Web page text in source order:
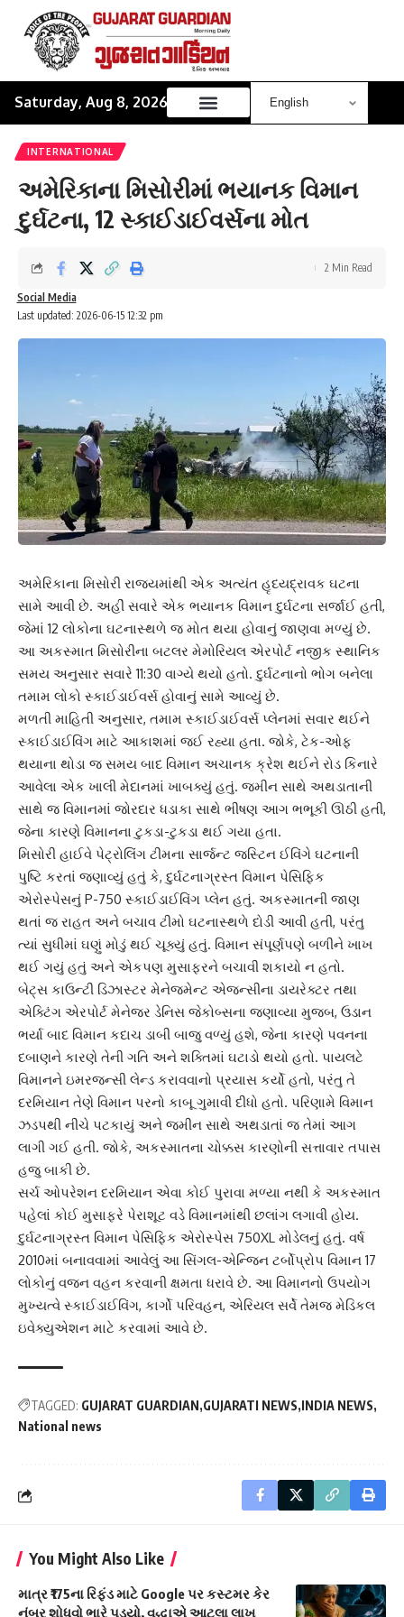
Saturday, Aug 8, 2026
INTERNATIONAL
અમેરિકાના મિસોરીમાં ભયાનક વિમાન
દુર્ઘટના, 12 સ્કાઈડાઈવર્સના મોત
Last updated: 2026-06-15 12:32 pm
Social Media
2 Min Read
અમેરિકાના મિસોરી રાજ્યમાંથી એક અત્યંત હૃદયદ્રાવક ઘટના
સામે આવી છે. અહીં સવારે એક ભયાનક વિમાન દુર્ઘટના સર્જાઈ હતી,
જેમાં 12 લોકોના ઘટનાસ્થળે જ મોત થયા હોવાનું જાણવા મળ્યું છે.
આ અકસ્માત મિસોરીના બટલર મેમોરિયલ એરપોર્ટ નજીક સ્થાનિક
સમય અનુસાર સવારે 11:30 વાગ્યે થયો હતો. દુર્ઘટનાનો ભોગ બનેલા
તમામ લોકો સ્કાઈડાઈવર્સ હોવાનું સામે આવ્યું છે.
મળતી માહિતી અનુસાર, તમામ સ્કાઈડાઈવર્સ પ્લેનમાં સવાર થઈને
સ્કાઈડાઈવિંગ માટે આકાશમાં જઈ રહ્યા હતા. જોકે, ટેક-ઓફ
થયાના થોડા જ સમય બાદ વિમાન અચાનક ક્રેશ થઈને રોડ કિનારે
આવેલા એક ખાલી મેદાનમાં ખાબક્યું હતું. જમીન સાથે અથડાતાની
સાથે જ વિમાનમાં જોરદાર ધડાકા સાથે ભીષણ આગ ભભૂકી ઊઠી હતી,
જેના કારણે વિમાનના ટુકડા-ટુકડા થઈ ગયા હતા.
મિસોરી હાઈવે પેટ્રોલિંગ ટીમના સાર્જન્ટ જસ્ટિન ઈવિંગે ઘટનાની
પુષ્ટિ કરતાં જણાવ્યું હતું કે, દુર્ઘટનાગ્રસ્ત વિમાન પેસિફિક
એરોસ્પેસનું P-750 સ્કાઈડાઈવિંગ પ્લેન હતું. અકસ્માતની જાણ
થતાં જ રાહત અને બચાવ ટીમો ઘટનાસ્થળે દોડી આવી હતી, પરંતુ
ત્યાં સુધીમાં ઘણું મોડું થઈ ચૂક્યું હતું. વિમાન સંપૂર્ણપણે બળીને ખાખ
થઈ ગયું હતું અને એકપણ મુસાફરને બચાવી શકાયો ન હતો.
બેટ્સ કાઉન્ટી ડિઝાસ્ટર મેનેજમેન્ટ એજન્સીના ડાયરેક્ટર તથા
એક્ટિંગ એરપોર્ટ મેનેજર ડેનિસ જેકોબ્સના જણાવ્યા મુજબ, ઉડાન
ભર્યા બાદ વિમાન કદાચ ડાબી બાજુ વળ્યું હશે, જેના કારણે પવનના
દબાણને કારણે તેની ગતિ અને શક્તિમાં ઘટાડો થયો હતો. પાયલટે
વિમાનને ઇમરજન્સી લેન્ડ કરાવવાનો પ્રયાસ કર્યો હતો, પરંતુ તે
દરમિયાન તેણે વિમાન પરનો કાબૂ ગુમાવી દીધો હતો. પરિણામે વિમાન
ઝડપથી નીચે પટકાયું અને જમીન સાથે અથડાતાં જ તેમાં આગ
લાગી ગઈ હતી. જોકે, અકસ્માતના ચોક્કસ કારણોની સત્તાવાર તપાસ
હજુ બાકી છે.
સર્ચ ઓપરેશન દરમિયાન એવા કોઈ પુરાવા મળ્યા નથી કે અકસ્માત
પહેલાં કોઈ મુસાફરે પેરાશૂટ વડે વિમાનમાંથી છલાંગ લગાવી હોય.
દુર્ઘટનાગ્રસ્ત વિમાન પેસિફિક એરોસ્પેસ 750XL મોડેલનું હતું. વર્ષ
2010માં બનાવવામાં આવેલું આ સિંગલ-એન્જિન ટર્બોપ્રોપ વિમાન 17
લોકોનું વજન વહન કરવાની ક્ષમતા ધરાવે છે. આ વિમાનનો ઉપયોગ
મુખ્યત્વે સ્કાઈડાઈવિંગ, કાર્ગો પરિવહન, એરિયલ સર્વે તેમજ મેડિકલ
ઇવેક્યુએશન માટે કરવામાં આવે છે.
TAGGED: GUJARAT GUARDIAN GUJARATI NEWS INDIA NEWS
National news
You Might Also Like
માત્ર ₹175ના રિફંડ માટે Google પર કસ્ટમર કેર
નંબર શોધવો ભારે પડ્યો, વૃદ્ધાએ આટલા લાખ